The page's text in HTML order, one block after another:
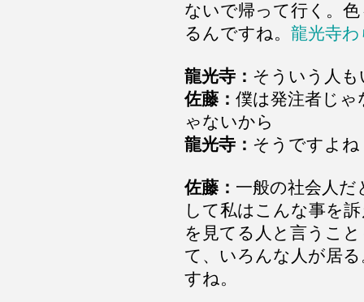
ないで帰って行く。色
るんですね。 龍光寺
龍光寺： そういう人
佐藤： 僕は発注者じ
ゃないから
龍光寺： そうですよね
佐藤： 一般の社会人
して私はこんな事を
を見てる人と言うこ
て、いろんな人が居
すね。